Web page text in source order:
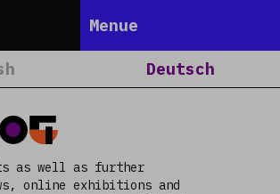
Objects
Menue
Home
Über Uns
Blog
Deutsch
as well as further
online exhibitions and